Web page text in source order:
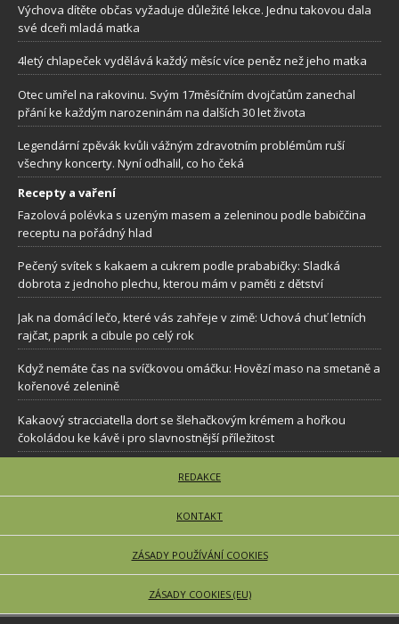
Výchova dítěte občas vyžaduje důležité lekce. Jednu takovou dala
své dceři mladá matka
4letý chlapeček vydělává každý měsíc více peněz než jeho matka
Otec umřel na rakovinu. Svým 17měsíčním dvojčatům zanechal
přání ke každým narozeninám na dalších 30 let života
Legendární zpěvák kvůli vážným zdravotním problémům ruší
všechny koncerty. Nyní odhalil, co ho čeká
Recepty a vaření
Fazolová polévka s uzeným masem a zeleninou podle babiččina
receptu na pořádný hlad
Pečený svítek s kakaem a cukrem podle prababičky: Sladká
dobrota z jednoho plechu, kterou mám v paměti z dětství
Jak na domácí lečo, které vás zahřeje v zimě: Uchová chuť letních
rajčat, paprik a cibule po celý rok
Když nemáte čas na svíčkovou omáčku: Hovězí maso na smetaně a
kořenové zelenině
Kakaový stracciatella dort se šlehačkovým krémem a hořkou
čokoládou ke kávě i pro slavnostnější příležitost
REDAKCE
KONTAKT
ZÁSADY POUŽÍVÁNÍ COOKIES
ZÁSADY COOKIES (EU)